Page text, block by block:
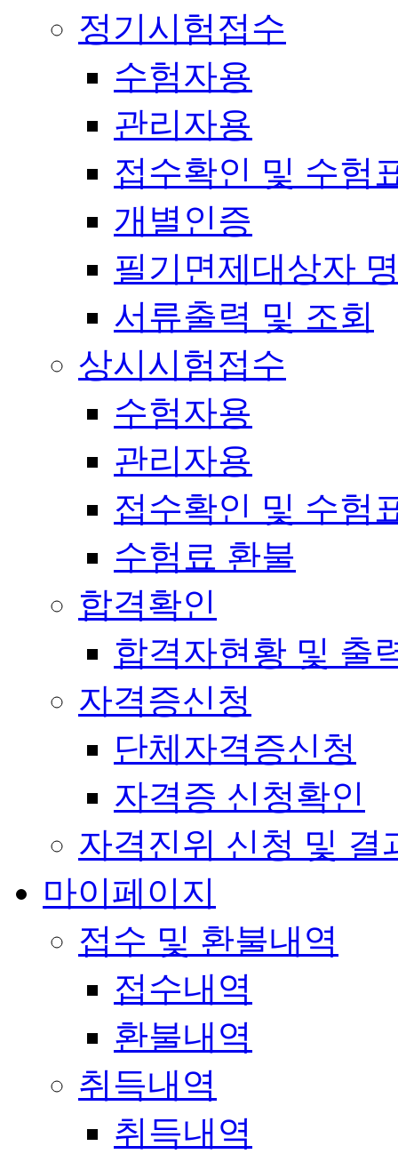
정기시험접수
수험자용
관리자용
접수확인 및 수험
개별인증
필기면제대상자
서류출력 및 조회
상시시험접수
수험자용
관리자용
접수확인 및 수험
수험료 환불
합격확인
합격자현황 및 출
자격증신청
단체자격증신청
자격증 신청확인
자격진위 신청 및 결
마이페이지
접수 및 환불내역
접수내역
환불내역
취득내역
취득내역